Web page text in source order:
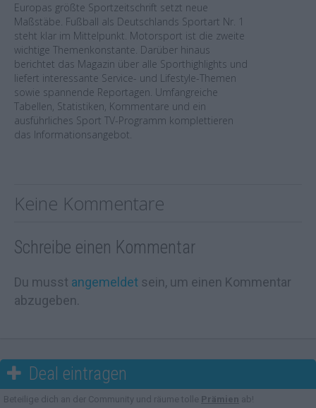
Europas größte Sportzeitschrift setzt neue
Maßstäbe. Fußball als Deutschlands Sportart Nr. 1
steht klar im Mittelpunkt. Motorsport ist die zweite
wichtige Themenkonstante. Darüber hinaus
berichtet das Magazin über alle Sporthighlights und
liefert interessante Service- und Lifestyle-Themen
sowie spannende Reportagen. Umfangreiche
Tabellen, Statistiken, Kommentare und ein
ausführliches Sport TV-Programm komplettieren
das Informationsangebot.
Keine Kommentare
Schreibe einen Kommentar
Du musst angemeldet sein, um einen Kommentar
abzugeben.
 Deal eintragen
Beteilige dich an der Community und räume tolle Prämien ab!